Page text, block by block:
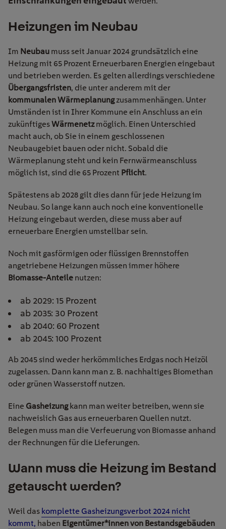
Heizungen im Neubau
Im Neubau muss seit Januar 2024 grundsätzlich eine
Heizung mit 65 Prozent Erneuerbaren Energien eingebaut
und betrieben werden. Es gelten allerdings verschiedene
Übergangsfristen, die unter anderem mit der
kommunalen Wärmeplanungzusammenhängen. Unter
Umständen ist in Ihrer Kommune ein Anschluss an ein
zukünftigesWärmenetzmöglich. Einen Unterschied
macht auch, ob Sie in einem geschlossenen
Neubaugebiet bauen oder nicht. Sobald die
Wärmeplanung steht und kein Fernwärmeanschluss
möglich ist, sind die 65 Prozent Pflicht.
Spätestens ab 2028 gilt dies dann für jede Heizung im
Neubau. So lange kann auch noch eine konventionelle
Heizung eingebaut werden, diese muss aber auf
erneuerbare Energien umstellbar sein.
Noch mit gasförmigen oder flüssigen Brennstoffen
angetriebene Heizungen müssen immer höhere
Biomasse-Anteile nutzen:
ab 2029: 15 Prozent
ab 2035: 30 Prozent
ab 2040: 60 Prozent
ab 2045: 100 Prozent
Ab 2045 sind weder herkömmliches Erdgas noch Heizöl
zugelassen. Dann kann man z. B. nachhaltiges Biomethan
oder grünen Wasserstoff nutzen.
Eine Gasheizungkann man weiter betreiben, wenn sie
nachweislich Gas aus erneuerbaren Quellen nutzt.
Belegen muss man die Verfeuerung von Biomasse anhand
der Rechnungen für die Lieferungen.
Wann muss die Heizungim Bestand
getauscht werden?
Weil das komplette Gasheizungsverbot 2024 nicht
kommt, haben Eigentümer*innen von Bestandsgebäuden